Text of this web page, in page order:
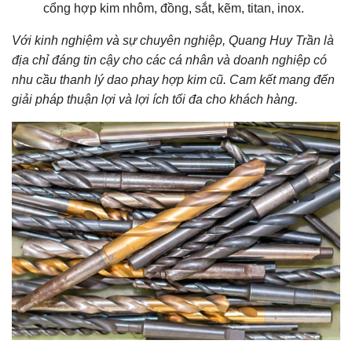
cổng hợp kim nhôm, đồng, sắt, kẽm, titan, inox.
Với kinh nghiệm và sự chuyên nghiệp, Quang Huy Trần là
địa chỉ đáng tin cậy cho các cá nhân và doanh nghiệp có
nhu cầu thanh lý dao phay hợp kim cũ. Cam kết mang đến
giải pháp thuận lợi và lợi ích tối đa cho khách hàng.